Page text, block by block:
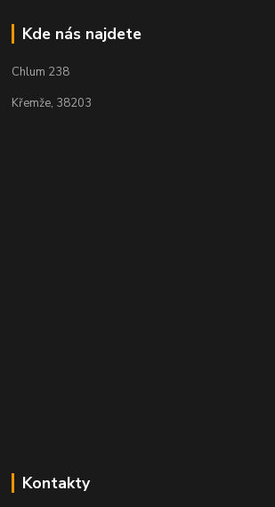
Kde nás najdete
Chlum 238
Křemže, 38203
Kontakty